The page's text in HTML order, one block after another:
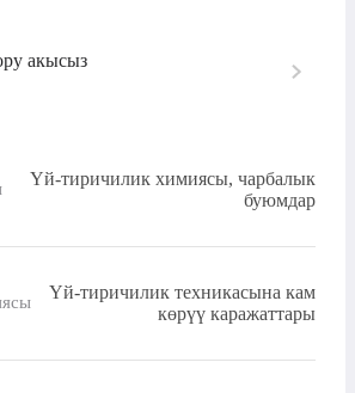
акысыз
Үй-тиричилик химиясы, чарбалык
буюмдар
Үй-тиричилик техникасына кам
көрүү каражаттары